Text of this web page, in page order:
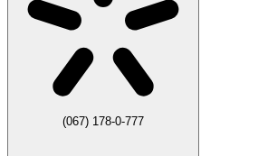
(067) 178-0-777